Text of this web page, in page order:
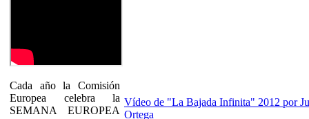
Cada año la Comisión
Europea celebra la
SEMANA EUROPEA
Vídeo de "La Bajada Infinita" 2012 por
Ortega